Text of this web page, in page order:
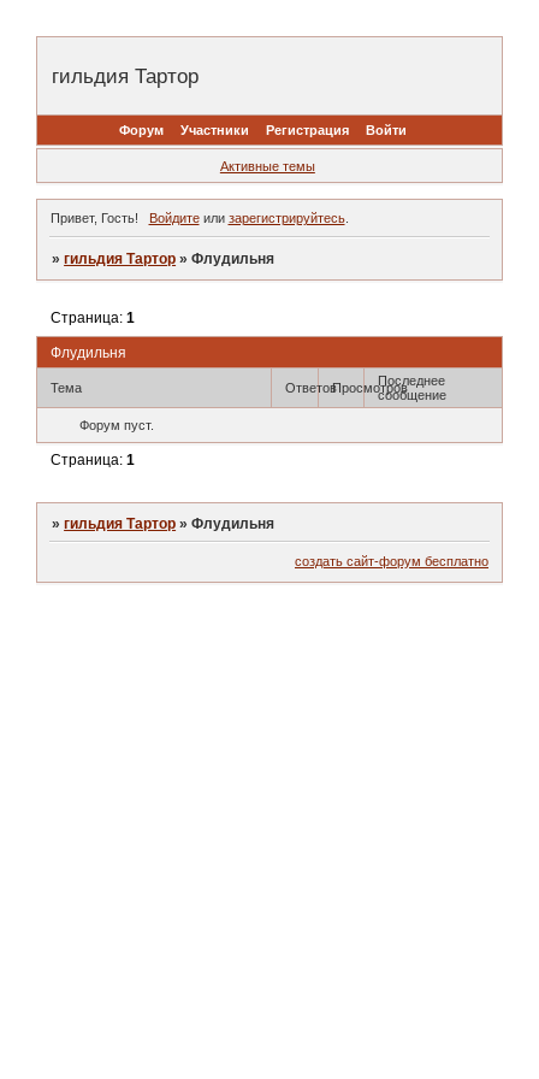
гильдия Тартор
Форум Участники Регистрация Войти
Активные темы
Привет, Гость! Войдитеили зарегистрируйтесь.
»гильдия Тартор »Флудильня
Флудильня
Страница:1
Тема ОтветовПросмотровПоследнее
сообщение
Форум пуст.
Страница:1
»гильдия Тартор »Флудильня
создать сайт-форум бесплатно